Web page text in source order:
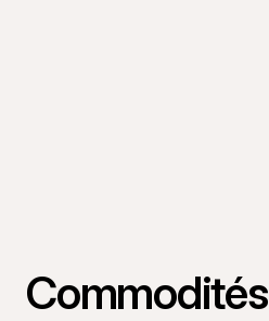
Commodités